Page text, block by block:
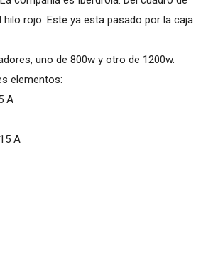
rojo. Este ya esta pasado por la caja
uno de 800w y otro de 1200w.
elementos:
A
A